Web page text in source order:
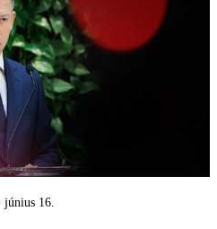
június 16.